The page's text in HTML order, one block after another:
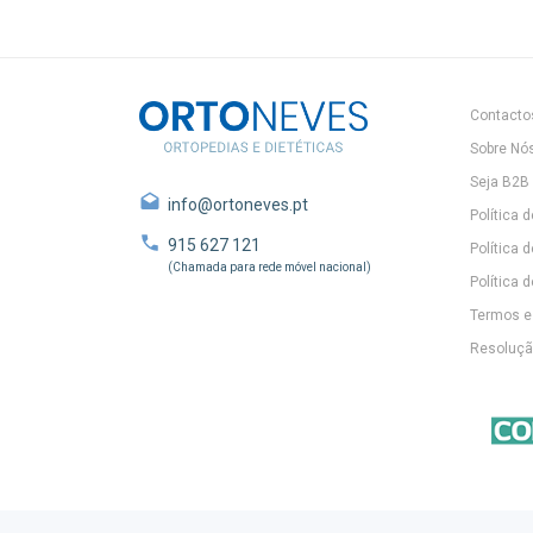
info@ortoneves.pt
915 627 121
(Chamada para rede móvel nacional)
Sobre
Seja B2B
Política
Política
Política
Termos